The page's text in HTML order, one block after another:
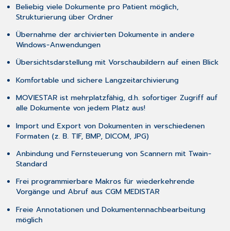
Beliebig viele Dokumente pro Patient möglich,
Strukturierung über Ordner
Übernahme der archivierten Dokumente in andere
Windows-Anwendungen
Übersichtsdarstellung mit Vorschaubildern auf einen Blick
Komfortable und sichere Langzeitarchivierung
MOVIESTAR ist mehrplatzfähig, d.h. sofortiger Zugriff auf
alle Dokumente von jedem Platz aus!
Import und Export von Dokumenten in verschiedenen
Formaten (z. B. TIF, BMP, DICOM, JPG)
Anbindung und Fernsteuerung von Scannern mit Twain-
Standard
Frei programmierbare Makros für wiederkehrende
Vorgänge und Abruf aus CGM MEDISTAR
Freie Annotationen und Dokumentennachbearbeitung
möglich